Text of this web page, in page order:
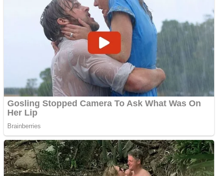
Creez aplicatie
ANDROID pentru siteul
tau
ANDROID pentru siteul
tau
Anuntul tau apare in mai
multe ziare online